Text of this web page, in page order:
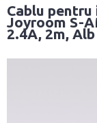
Cablu
Joyroom S-
2.4A, 2m, Alb